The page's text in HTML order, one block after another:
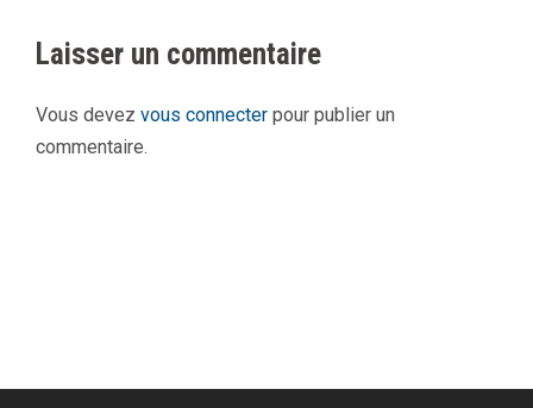
Laisser un commentaire
Vous devez vous connecter pour publier un
commentaire.